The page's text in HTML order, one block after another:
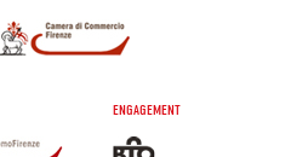
ENGAGEMENT